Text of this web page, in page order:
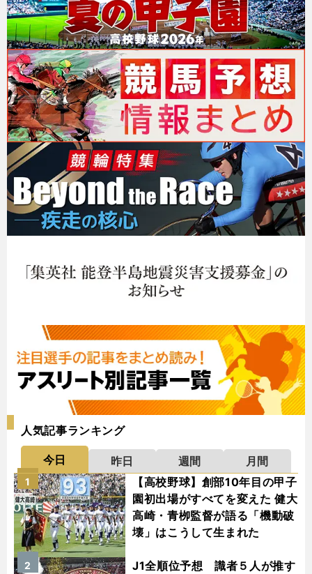
人気記事ランキング
今日 昨日 週間
月間
【高校野球】創部10年目の甲子
園初出場がすべてを変えた 健大
高崎・青栁監督が語る「機動破
壊」はこうして生まれた
1
J1全順位予想 識者５人が推す
2